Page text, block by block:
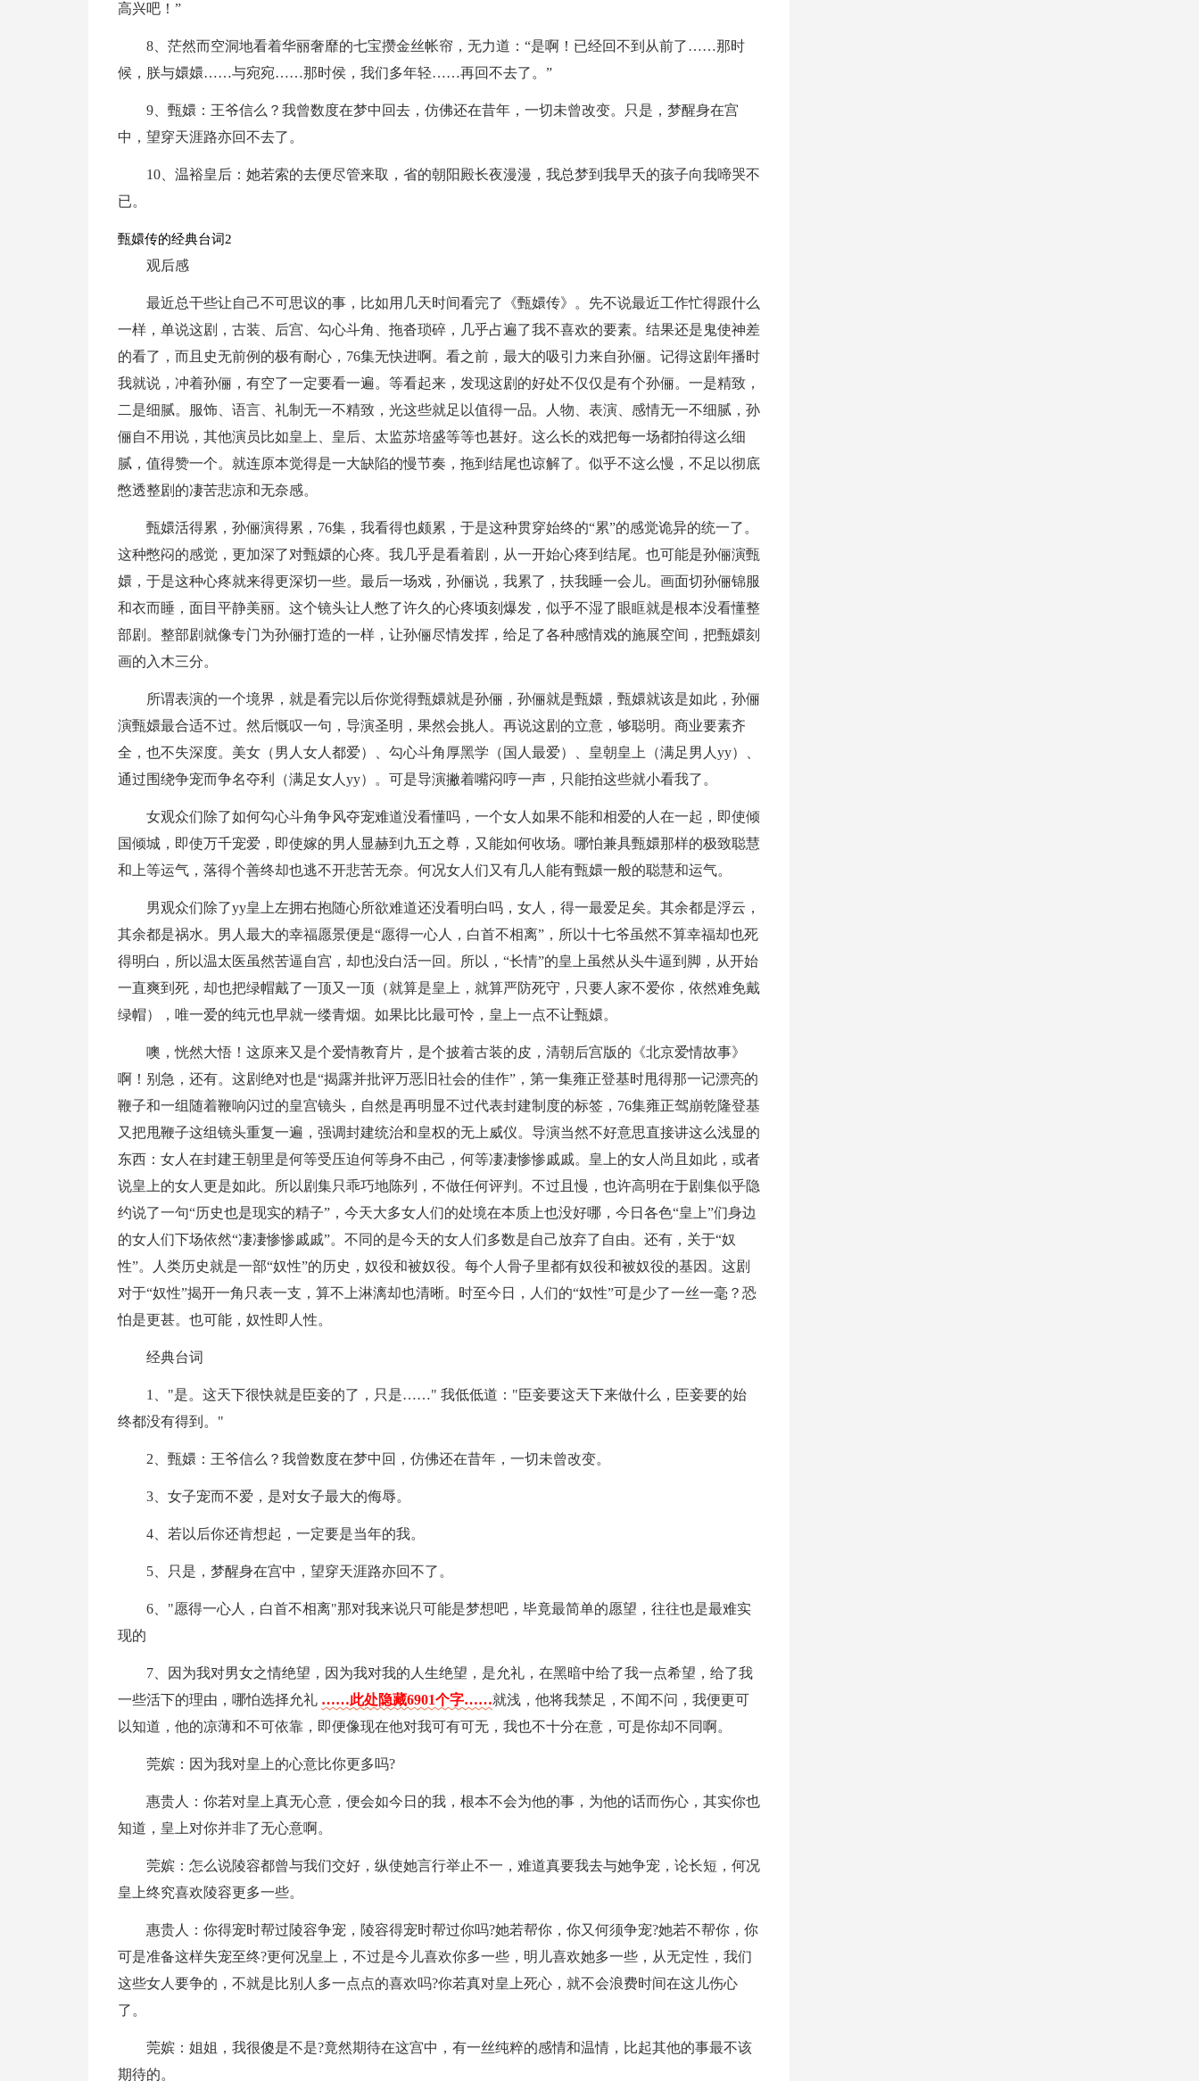
高兴吧！”
8、茫然而空洞地看着华丽奢靡的七宝攒金丝帐帘，无力道：“是啊！已经回不到从前了……那时
候，朕与嬛嬛……与宛宛……那时侯，我们多年轻……再回不去了。”
9、甄嬛：王爷信么？我曾数度在梦中回去，仿佛还在昔年，一切未曾改变。只是，梦醒身在宫
中，望穿天涯路亦回不去了。
10、温裕皇后：她若索的去便尽管来取，省的朝阳殿长夜漫漫，我总梦到我早夭的孩子向我啼哭不
已。
甄嬛传的经典台词2
观后感
最近总干些让自己不可思议的事，比如用几天时间看完了《甄嬛传》。先不说最近工作忙得跟什么
一样，单说这剧，古装、后宫、勾心斗角、拖沓琐碎，几乎占遍了我不喜欢的要素。结果还是鬼使神差
的看了，而且史无前例的极有耐心，76集无快进啊。看之前，最大的吸引力来自孙俪。记得这剧年播时
我就说，冲着孙俪，有空了一定要看一遍。等看起来，发现这剧的好处不仅仅是有个孙俪。一是精致，
二是细腻。服饰、语言、礼制无一不精致，光这些就足以值得一品。人物、表演、感情无一不细腻，孙
俪自不用说，其他演员比如皇上、皇后、太监苏培盛等等也甚好。这么长的戏把每一场都拍得这么细
腻，值得赞一个。就连原本觉得是一大缺陷的慢节奏，拖到结尾也谅解了。似乎不这么慢，不足以彻底
憋透整剧的凄苦悲凉和无奈感。
甄嬛活得累，孙俪演得累，76集，我看得也颇累，于是这种贯穿始终的“累”的感觉诡异的统一了。
这种憋闷的感觉，更加深了对甄嬛的心疼。我几乎是看着剧，从一开始心疼到结尾。也可能是孙俪演甄
嬛，于是这种心疼就来得更深切一些。最后一场戏，孙俪说，我累了，扶我睡一会儿。画面切孙俪锦服
和衣而睡，面目平静美丽。这个镜头让人憋了许久的心疼顷刻爆发，似乎不湿了眼眶就是根本没看懂整
部剧。整部剧就像专门为孙俪打造的一样，让孙俪尽情发挥，给足了各种感情戏的施展空间，把甄嬛刻
画的入木三分。
所谓表演的一个境界，就是看完以后你觉得甄嬛就是孙俪，孙俪就是甄嬛，甄嬛就该是如此，孙俪
演甄嬛最合适不过。然后慨叹一句，导演圣明，果然会挑人。再说这剧的立意，够聪明。商业要素齐
全，也不失深度。美女（男人女人都爱）、勾心斗角厚黑学（国人最爱）、皇朝皇上（满足男人yy）、
通过围绕争宠而争名夺利（满足女人yy）。可是导演撇着嘴闷哼一声，只能拍这些就小看我了。
女观众们除了如何勾心斗角争风夺宠难道没看懂吗，一个女人如果不能和相爱的人在一起，即使倾
国倾城，即使万千宠爱，即使嫁的男人显赫到九五之尊，又能如何收场。哪怕兼具甄嬛那样的极致聪慧
和上等运气，落得个善终却也逃不开悲苦无奈。何况女人们又有几人能有甄嬛一般的聪慧和运气。
男观众们除了yy皇上左拥右抱随心所欲难道还没看明白吗，女人，得一最爱足矣。其余都是浮云，
其余都是祸水。男人最大的幸福愿景便是“愿得一心人，白首不相离”，所以十七爷虽然不算幸福却也死
得明白，所以温太医虽然苦逼自宫，却也没白活一回。所以，“长情”的皇上虽然从头牛逼到脚，从开始
一直爽到死，却也把绿帽戴了一顶又一顶（就算是皇上，就算严防死守，只要人家不爱你，依然难免戴
绿帽），唯一爱的纯元也早就一缕青烟。如果比比最可怜，皇上一点不让甄嬛。
噢，恍然大悟！这原来又是个爱情教育片，是个披着古装的皮，清朝后宫版的《北京爱情故事》
啊！别急，还有。这剧绝对也是“揭露并批评万恶旧社会的佳作”，第一集雍正登基时甩得那一记漂亮的
鞭子和一组随着鞭响闪过的皇宫镜头，自然是再明显不过代表封建制度的标签，76集雍正驾崩乾隆登基
又把甩鞭子这组镜头重复一遍，强调封建统治和皇权的无上威仪。导演当然不好意思直接讲这么浅显的
东西：女人在封建王朝里是何等受压迫何等身不由己，何等凄凄惨惨戚戚。皇上的女人尚且如此，或者
说皇上的女人更是如此。所以剧集只乖巧地陈列，不做任何评判。不过且慢，也许高明在于剧集似乎隐
约说了一句“历史也是现实的精子”，今天大多女人们的处境在本质上也没好哪，今日各色“皇上”们身边
的女人们下场依然“凄凄惨惨戚戚”。不同的是今天的女人们多数是自己放弃了自由。还有，关于“奴
性”。人类历史就是一部“奴性”的历史，奴役和被奴役。每个人骨子里都有奴役和被奴役的基因。这剧
对于“奴性”揭开一角只表一支，算不上淋漓却也清晰。时至今日，人们的“奴性”可是少了一丝一毫？恐
怕是更甚。也可能，奴性即人性。
经典台词
1、"是。这天下很快就是臣妾的了，只是……" 我低低道："臣妾要这天下来做什么，臣妾要的始
终都没有得到。"
2、甄嬛：王爷信么？我曾数度在梦中回，仿佛还在昔年，一切未曾改变。
3、女子宠而不爱，是对女子最大的侮辱。
4、若以后你还肯想起，一定要是当年的我。
5、只是，梦醒身在宫中，望穿天涯路亦回不了。
6、"愿得一心人，白首不相离"那对我来说只可能是梦想吧，毕竟最简单的愿望，往往也是最难实
现的
7、因为我对男女之情绝望，因为我对我的人生绝望，是允礼，在黑暗中给了我一点希望，给了我
一些活下的理由，哪怕选择允礼 ……此处隐藏6901个字……就浅，他将我禁足，不闻不问，我便更可
以知道，他的凉薄和不可依靠，即便像现在他对我可有可无，我也不十分在意，可是你却不同啊。
莞嫔：因为我对皇上的心意比你更多吗?
惠贵人：你若对皇上真无心意，便会如今日的我，根本不会为他的事，为他的话而伤心，其实你也
知道，皇上对你并非了无心意啊。
莞嫔：怎么说陵容都曾与我们交好，纵使她言行举止不一，难道真要我去与她争宠，论长短，何况
皇上终究喜欢陵容更多一些。
惠贵人：你得宠时帮过陵容争宠，陵容得宠时帮过你吗?她若帮你，你又何须争宠?她若不帮你，你
可是准备这样失宠至终?更何况皇上，不过是今儿喜欢你多一些，明儿喜欢她多一些，从无定性，我们
这些女人要争的，不就是比别人多一点点的喜欢吗?你若真对皇上死心，就不会浪费时间在这儿伤心
了。
莞嫔：姐姐，我很傻是不是?竟然期待在这宫中，有一丝纯粹的感情和温情，比起其他的事最不该
期待的。